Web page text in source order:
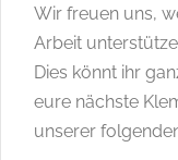
Wir freuen uns,
Arbeit
Dies könnt ihr
eure nächste
unserer